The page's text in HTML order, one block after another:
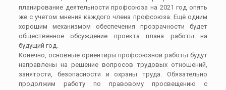
планирование деятельности профсоюза на 2021 год опять
же с учетом мнения каждого члена профсоюза. Ещё одним
хорошим механизмом обеспечения прозрачности будет
общественное обсуждение проекта плана работы на
будущий год.
Конечно, основные ориентиры профсоюзной работы будут
направлены на решение вопросов трудовых отношений,
занятости, безопасности и охраны труда. Обязательно
продолжим работу по правовому просвещению с